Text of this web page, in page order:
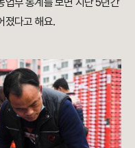
졌다고 해요.